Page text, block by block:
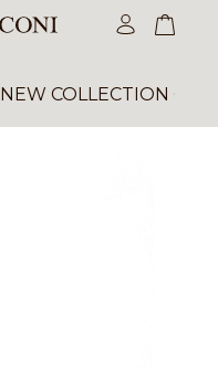
NEW COLLECTION